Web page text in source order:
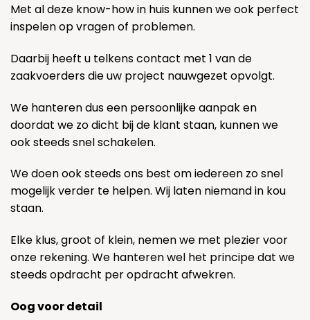
Met al deze know-how in huis kunnen we ook perfect
inspelen op vragen of problemen.
Daarbij heeft u telkens contact met 1 van de
zaakvoerders die uw project nauwgezet opvolgt.
We hanteren dus een persoonlijke aanpak en
doordat we zo dicht bij de klant staan, kunnen we
ook steeds snel schakelen.
We doen ook steeds ons best om iedereen zo snel
mogelijk verder te helpen. Wij laten niemand in kou
staan.
Elke klus, groot of klein, nemen we met plezier voor
onze rekening. We hanteren wel het principe dat we
steeds opdracht per opdracht afwekren.
Oog voor detail